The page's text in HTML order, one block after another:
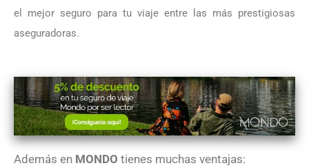
el mejor seguro para tu viaje entre las más prestigiosas
aseguradoras.
Además en MONDO tienes muchas ventajas: